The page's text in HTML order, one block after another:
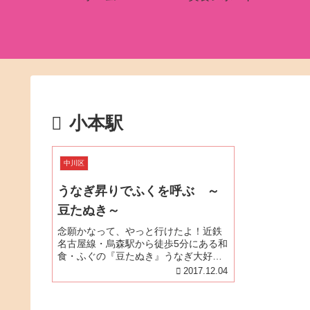
小本駅
中川区
うなぎ昇りでふくを呼ぶ ～
豆たぬき～
念願かなって、やっと行けたよ！近鉄
名古屋線・烏森駅から徒歩5分にある和
食・ふぐの『豆たぬき』うなぎ大好き
ドットコム>全国うなぎ屋さんリンク>
愛知県のうなぎ屋さんにリンクさせて
2017.12.04